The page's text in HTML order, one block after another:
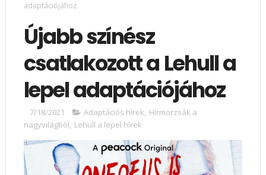
adaptációjához
Újabb színész
csatlakozott a Lehull a
lepel adaptációjához
7/18/2021 Adaptációs hírek, Hírmorzsák a
nagyvilágból, Lehull a lepel hírek